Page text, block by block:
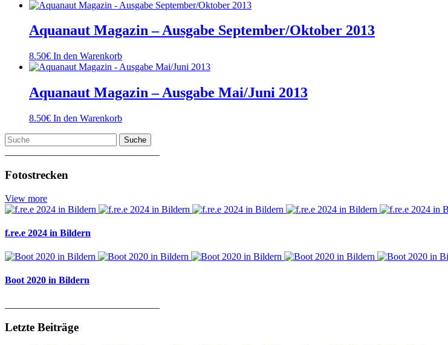
Aquanaut Magazin – Ausgabe September/Oktober 2013
8.50€ In den Warenkorb
Aquanaut Magazin – Ausgabe Mai/Juni 2013
8.50€ In den Warenkorb
Suche
Fotostrecken
View more
f.re.e 2024 in Bildern
Boot 2020 in Bildern
Letzte Beiträge